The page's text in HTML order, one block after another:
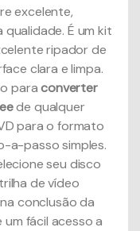
excelente,
É um kit
ripador de
clara e limpa.
paraconverter
de qualquer
para o formato
a-passo simples.
seu disco
de vídeo
conclusão da
um fácil acesso a